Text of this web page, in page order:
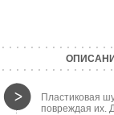
Пластиковая
повреждая их.